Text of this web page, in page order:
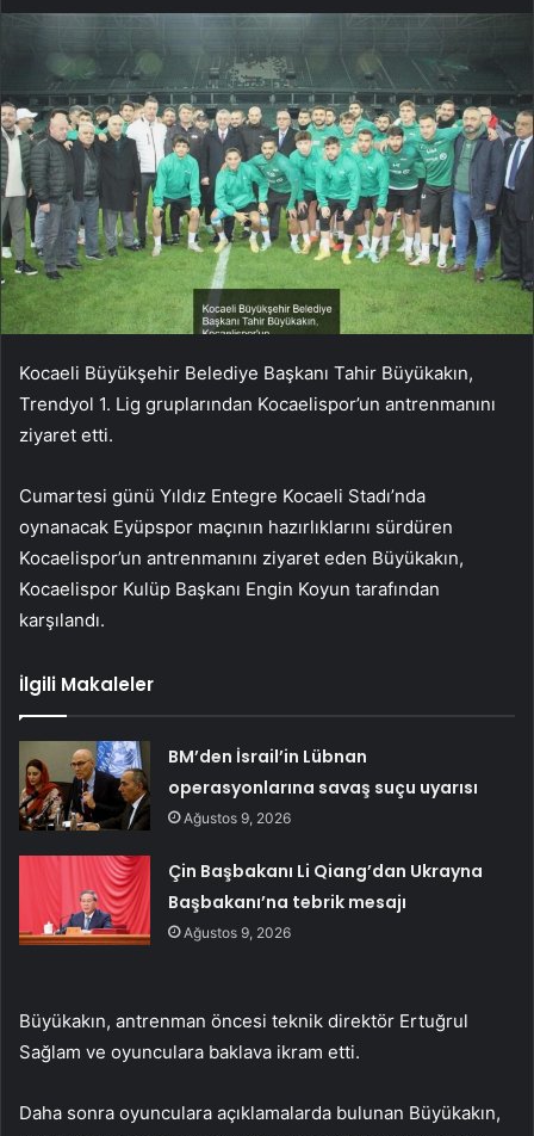
Kocaeli Büyükşehir Belediye Başkanı Tahir Büyükakın,
Trendyol 1. Lig gruplarından Kocaelispor’un antrenmanını
ziyaret etti.
Cumartesi günü Yıldız Entegre Kocaeli Stadı’nda
oynanacak Eyüpspor maçının hazırlıklarını sürdüren
Kocaelispor’un antrenmanını ziyaret eden Büyükakın,
Kocaelispor Kulüp Başkanı Engin Koyun tarafından
karşılandı.
İlgili Makaleler
BM’den İsrail’in Lübnan
operasyonlarına savaş suçu uyarısı
Ağustos 9, 2026
Çin Başbakanı Li Qiang’dan Ukrayna
Başbakanı’na tebrik mesajı
Ağustos 9, 2026
Büyükakın, antrenman öncesi teknik direktör Ertuğrul
Sağlam ve oyunculara baklava ikram etti.
Daha sonra oyunculara açıklamalarda bulunan Büyükakın,